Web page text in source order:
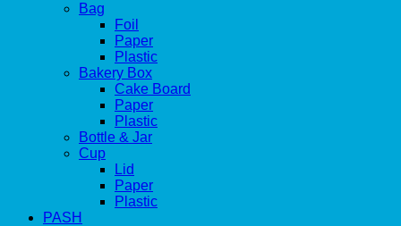
Bag
Foil
Paper
Plastic
Bakery Box
Cake Board
Paper
Plastic
Bottle & Jar
Cup
Lid
Paper
Plastic
PASH